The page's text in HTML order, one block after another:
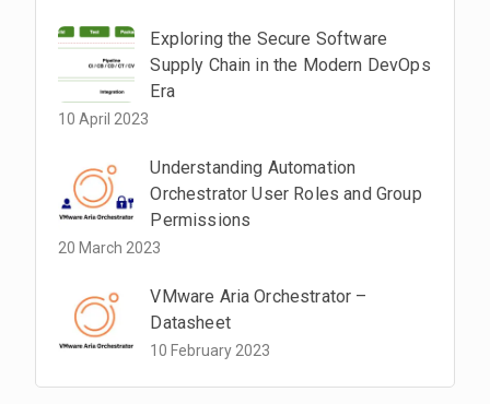
Exploring the Secure Software
Supply Chain in the Modern DevOps
Era
10 April 2023
Understanding Automation
Orchestrator User Roles and Group
Permissions
20 March 2023
VMware Aria Orchestrator –
Datasheet
10 February 2023